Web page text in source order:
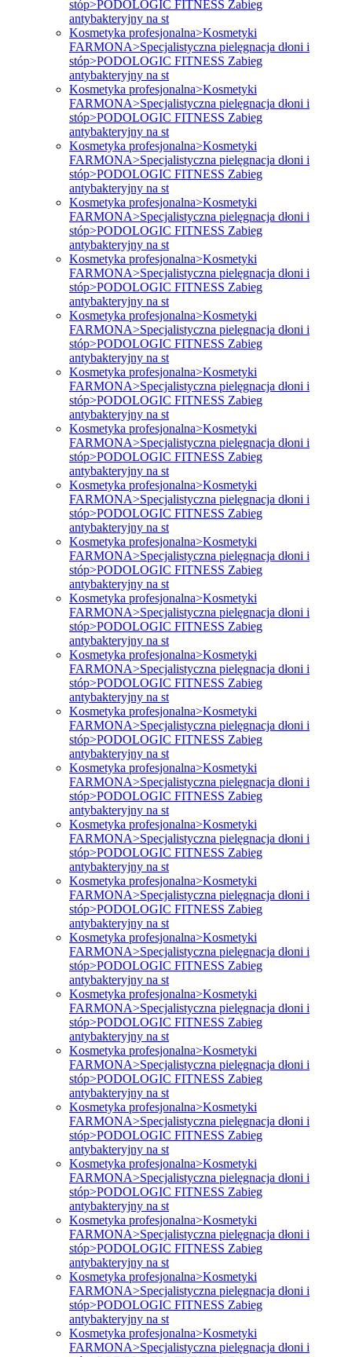
stóp>PODOLOGIC FITNESS Zabieg
antybakteryjny na st
Kosmetyka profesjonalna>Kosmetyki
FARMONA>Specjalistyczna pielęgnacja dłoni i
stóp>PODOLOGIC FITNESS Zabieg
antybakteryjny na st
Kosmetyka profesjonalna>Kosmetyki
FARMONA>Specjalistyczna pielęgnacja dłoni i
stóp>PODOLOGIC FITNESS Zabieg
antybakteryjny na st
Kosmetyka profesjonalna>Kosmetyki
FARMONA>Specjalistyczna pielęgnacja dłoni i
stóp>PODOLOGIC FITNESS Zabieg
antybakteryjny na st
Kosmetyka profesjonalna>Kosmetyki
FARMONA>Specjalistyczna pielęgnacja dłoni i
stóp>PODOLOGIC FITNESS Zabieg
antybakteryjny na st
Kosmetyka profesjonalna>Kosmetyki
FARMONA>Specjalistyczna pielęgnacja dłoni i
stóp>PODOLOGIC FITNESS Zabieg
antybakteryjny na st
Kosmetyka profesjonalna>Kosmetyki
FARMONA>Specjalistyczna pielęgnacja dłoni i
stóp>PODOLOGIC FITNESS Zabieg
antybakteryjny na st
Kosmetyka profesjonalna>Kosmetyki
FARMONA>Specjalistyczna pielęgnacja dłoni i
stóp>PODOLOGIC FITNESS Zabieg
antybakteryjny na st
Kosmetyka profesjonalna>Kosmetyki
FARMONA>Specjalistyczna pielęgnacja dłoni i
stóp>PODOLOGIC FITNESS Zabieg
antybakteryjny na st
Kosmetyka profesjonalna>Kosmetyki
FARMONA>Specjalistyczna pielęgnacja dłoni i
stóp>PODOLOGIC FITNESS Zabieg
antybakteryjny na st
Kosmetyka profesjonalna>Kosmetyki
FARMONA>Specjalistyczna pielęgnacja dłoni i
stóp>PODOLOGIC FITNESS Zabieg
antybakteryjny na st
Kosmetyka profesjonalna>Kosmetyki
FARMONA>Specjalistyczna pielęgnacja dłoni i
stóp>PODOLOGIC FITNESS Zabieg
antybakteryjny na st
Kosmetyka profesjonalna>Kosmetyki
FARMONA>Specjalistyczna pielęgnacja dłoni i
stóp>PODOLOGIC FITNESS Zabieg
antybakteryjny na st
Kosmetyka profesjonalna>Kosmetyki
FARMONA>Specjalistyczna pielęgnacja dłoni i
stóp>PODOLOGIC FITNESS Zabieg
antybakteryjny na st
Kosmetyka profesjonalna>Kosmetyki
FARMONA>Specjalistyczna pielęgnacja dłoni i
stóp>PODOLOGIC FITNESS Zabieg
antybakteryjny na st
Kosmetyka profesjonalna>Kosmetyki
FARMONA>Specjalistyczna pielęgnacja dłoni i
stóp>PODOLOGIC FITNESS Zabieg
antybakteryjny na st
Kosmetyka profesjonalna>Kosmetyki
FARMONA>Specjalistyczna pielęgnacja dłoni i
stóp>PODOLOGIC FITNESS Zabieg
antybakteryjny na st
Kosmetyka profesjonalna>Kosmetyki
FARMONA>Specjalistyczna pielęgnacja dłoni i
stóp>PODOLOGIC FITNESS Zabieg
antybakteryjny na st
Kosmetyka profesjonalna>Kosmetyki
FARMONA>Specjalistyczna pielęgnacja dłoni i
stóp>PODOLOGIC FITNESS Zabieg
antybakteryjny na st
Kosmetyka profesjonalna>Kosmetyki
FARMONA>Specjalistyczna pielęgnacja dłoni i
stóp>PODOLOGIC FITNESS Zabieg
antybakteryjny na st
Kosmetyka profesjonalna>Kosmetyki
FARMONA>Specjalistyczna pielęgnacja dłoni i
stóp>PODOLOGIC FITNESS Zabieg
antybakteryjny na st
Kosmetyka profesjonalna>Kosmetyki
FARMONA>Specjalistyczna pielęgnacja dłoni i
stóp>PODOLOGIC FITNESS Zabieg
antybakteryjny na st
Kosmetyka profesjonalna>Kosmetyki
FARMONA>Specjalistyczna pielęgnacja dłoni i
stóp>PODOLOGIC FITNESS Zabieg
antybakteryjny na st
Kosmetyka profesjonalna>Kosmetyki
FARMONA>Specjalistyczna pielęgnacja dłoni i
stóp>PODOLOGIC FITNESS Zabieg
antybakteryjny na st
Kosmetyka profesjonalna>Kosmetyki
FARMONA>Specjalistyczna pielęgnacja dłoni i